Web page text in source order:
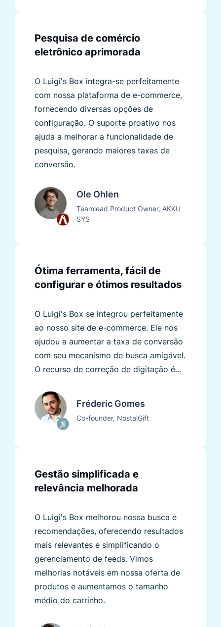
Pesquisa de comércio
eletrônico aprimorada
O Luigi's Box integra-se perfeitamente
com nossa plataforma de e-commerce,
fornecendo diversas opções de
configuração. O suporte proativo nos
ajuda a melhorar a funcionalidade de
pesquisa, gerando maiores taxas de
conversão.
Ole Ohlen
Teamlead Product Owner, AKKU
SYS
Ótima ferramenta, fácil de
configurar e ótimos resultados
O Luigi's Box se integrou perfeitamente
ao nosso site de e-commerce. Ele nos
ajudou a aumentar a taxa de conversão
com seu mecanismo de busca amigável.
O recurso de correção de digitação é...
Fréderic Gomes
Co-founder, NostalGift
Gestão simplificada e
relevância melhorada
O Luigi's Box melhorou nossa busca e
recomendações, oferecendo resultados
mais relevantes e simplificando o
gerenciamento de feeds. Vimos
melhorias notáveis ​​em nossa oferta de
produtos e aumentamos o tamanho
médio do carrinho.